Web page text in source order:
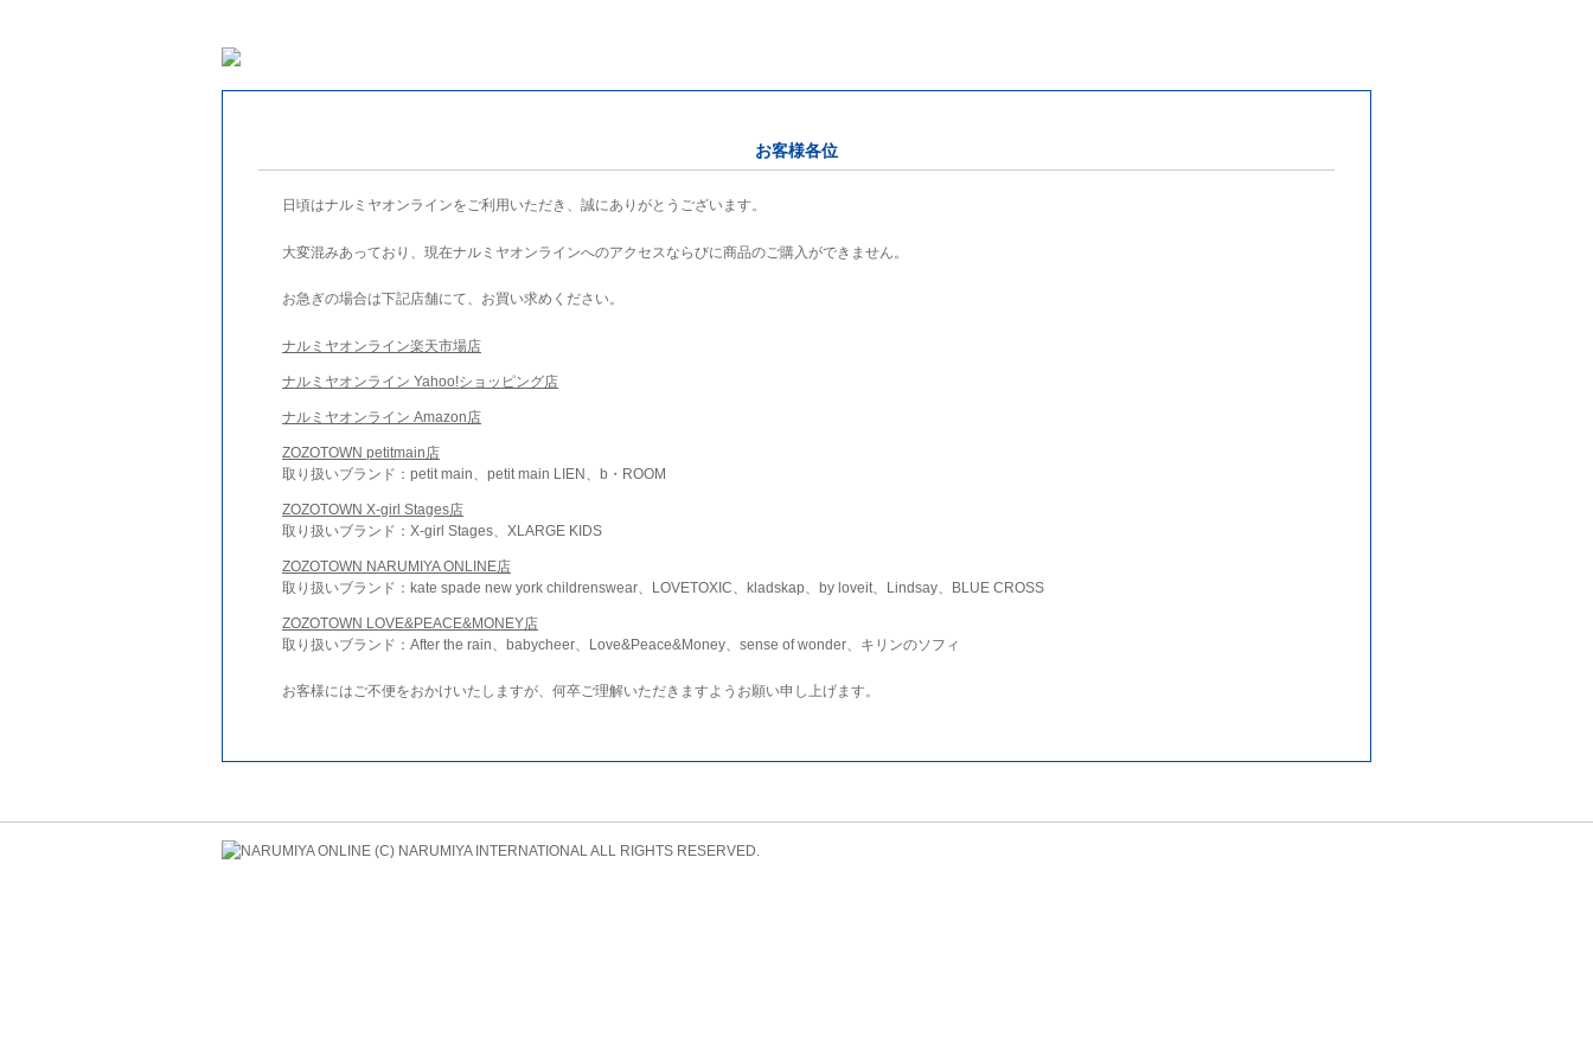
お客様各位
日頃はナルミヤオンラインをご利用いただき、誠にありがとうございます。
大変混みあっており、現在ナルミヤオンラインへのアクセスならびに商品のご購入ができません。
お急ぎの場合は下記店舗にて、お買い求めください。
ナルミヤオンライン楽天市場店
ナルミヤオンライン Yahoo!ショッピング店
ナルミヤオンライン Amazon店
ZOZOTOWN petitmain店
取り扱いブランド：petit main、petit main LIEN、b・ROOM
ZOZOTOWN X-girl Stages店
取り扱いブランド：X-girl Stages、XLARGE KIDS
ZOZOTOWN NARUMIYA ONLINE店
取り扱いブランド：kate spade new york childrenswear、LOVETOXIC、kladskap、by loveit、Lindsay、BLUE CROSS
ZOZOTOWN LOVE&PEACE&MONEY店
取り扱いブランド：After the rain、babycheer、Love&Peace&Money、sense of wonder、キリンのソフィ
お客様にはご不便をおかけいたしますが、何卒ご理解いただきますようお願い申し上げます。